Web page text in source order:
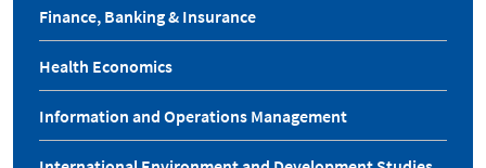
Finance, Banking & Insurance
Health Economics
Information and Operations Management